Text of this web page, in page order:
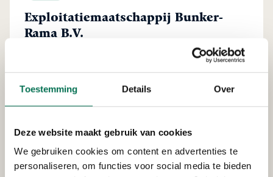
Toestemming Details Over
Deze website maakt gebruik van cookies
We gebruiken cookies om content en advertenties te
personaliseren, om functies voor social media te bieden
Exploitatiemaatschappij Bunker-
Rama B.V.
Verleend
Smeermiddelen Industrie De
Oliebron B.V.
Merwedeweg 17, 3336 LG Zwijndrecht